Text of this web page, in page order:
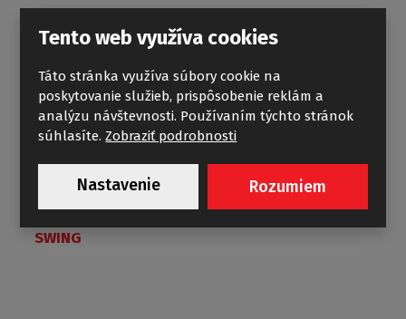
SWING
Tento web využíva cookies
Táto stránka využíva súbory cookie na
poskytovanie služieb, prispôsobenie reklám a
analýzu návštevnosti. Používaním týchto stránok
súhlasíte.Zobraziť podrobnosti
Nastavenie Rozumiem